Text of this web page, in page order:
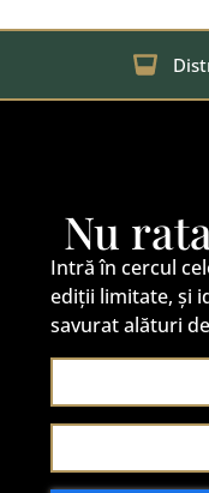
Nu
Intră în cercul
ediții limitate, și
savurat alături